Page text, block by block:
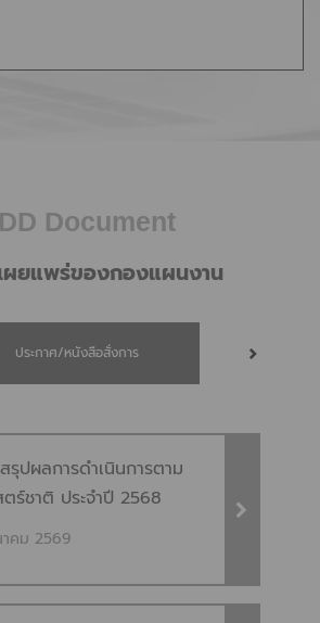
Document
ผยแพร่ของกองแผนงาน
ประกาศ/หนังสือสั่งการ
รุปผลการดำเนินการตาม
ร์ชาติ ประจำปี 2568
คม 2569